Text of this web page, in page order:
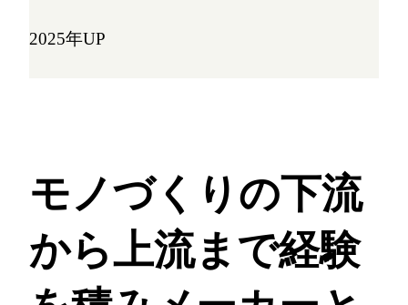
2025年UP
モノづくりの下流
から上流まで経験